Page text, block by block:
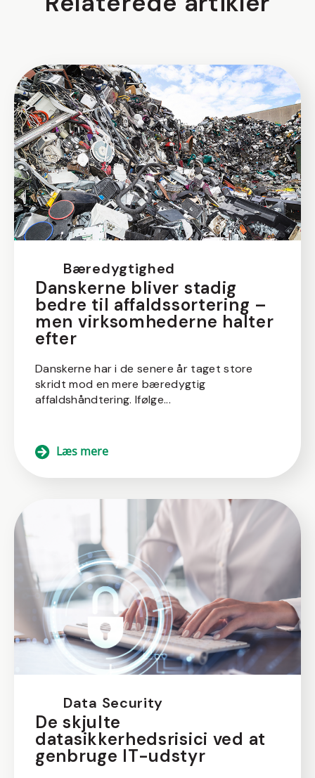
Bæredygtighed
Danskerne bliver stadig
bedre til affaldssortering –
men virksomhederne halter
efter
Danskerne har i de senere år taget store
skridt mod en mere bæredygtig
affaldshåndtering. Ifølge...
Læs mere
Data Security
De skjulte
datasikkerhedsrisici ved at
genbruge IT-udstyr